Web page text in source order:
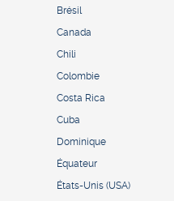
Brésil
Canada
Chili
Colombie
Costa Rica
Cuba
Dominique
Équateur
États-Unis (USA)